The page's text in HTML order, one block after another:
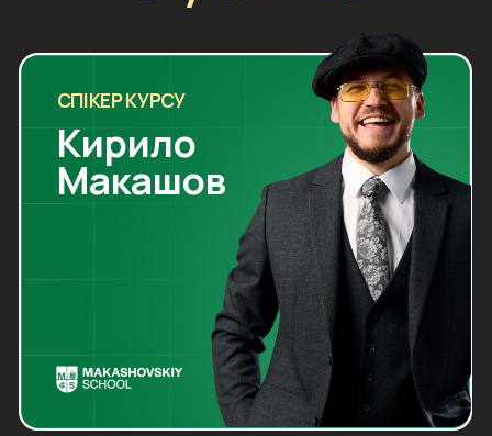
Розуміння улюблених блогерів,
ігор та серіалів в оригіналі